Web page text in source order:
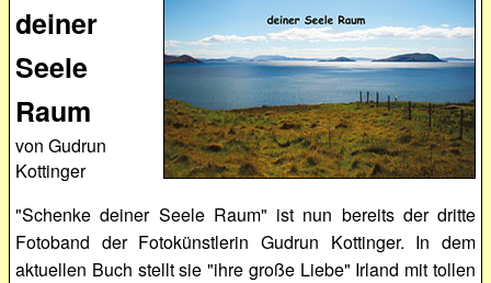
deiner
Seele
Raum
von Gudrun
Kottinger
"Schenke deiner Seele Raum" ist nun bereits der dritte
Fotoband der Fotokünstlerin Gudrun Kottinger. In dem
aktuellen Buch stellt sie "ihre große Liebe" Irland mit tollen